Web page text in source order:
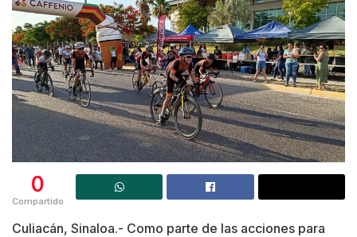
0
Compartido
Culiacán, Sinaloa.- Como parte de las acciones para